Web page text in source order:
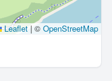
Leaflet |© OpenStreetMap